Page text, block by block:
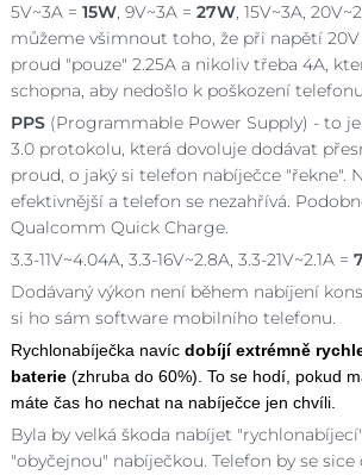
5V~3A = 15W, 9V~3A = 27W, 15V~3A,
můžeme všimnout toho, že při napětí
proud "pouze" 2.25A a nikoliv třeba 4A,
schopna, aby nedošlo k poškození
PPS (Programmable Power Supply) - to
3.0 protokolu, která dovoluje dodávat
proud, o jaký si telefon nabíječce "řekne".
efektivnější a telefon se nezahřívá.
Qualcomm Quick Charge.
3.3-11V~4.04A, 3.3-16V~2.8A, 3.3-21V~2.1A =
Dodávaný výkon není během nabíjení
si ho sám software mobilního telefonu.
Rychlonabíječka navíc dobíjí extrémně
baterie(zhruba do 60%). To se hodí, pokud
máte čas ho nechat na nabíječce jen chvíli.
Byla by velká škoda nabíjet
"obyčejnou" nabíječkou. Telefon by se